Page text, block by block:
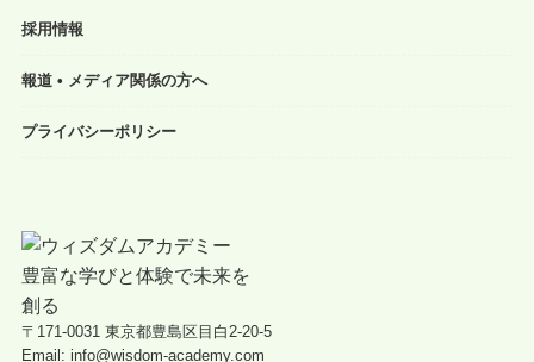
採用情報
報道 • メディア関係の方へ
プライバシーポリシー
〒171-0031 東京都豊島区目白2-20-5
Email: info@wisdom-academy.com